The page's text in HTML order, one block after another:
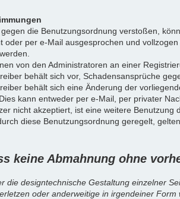
die Benutzungsordnung verstoßen,
oder per e-Mail ausgesprochen und
von den Administratoren an einer
behält sich vor, Schadensansprüche
behält sich eine Änderung der
kann entweder per e-Mail, per privater
nicht akzeptiert, ist eine weitere Benutzung
diese Benutzungsordnung geregelt,
keine Abmahnung ohne
die designtechnische Gestaltung einzelner
oder anderweitige in irgendeiner